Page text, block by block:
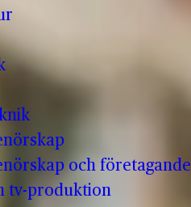
och företagande
tv-produktion